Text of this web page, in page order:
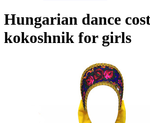
Hungarian dance
kokoshnik for girls